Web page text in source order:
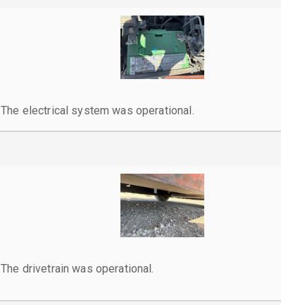
The electrical system was operational.
The drivetrain was operational.